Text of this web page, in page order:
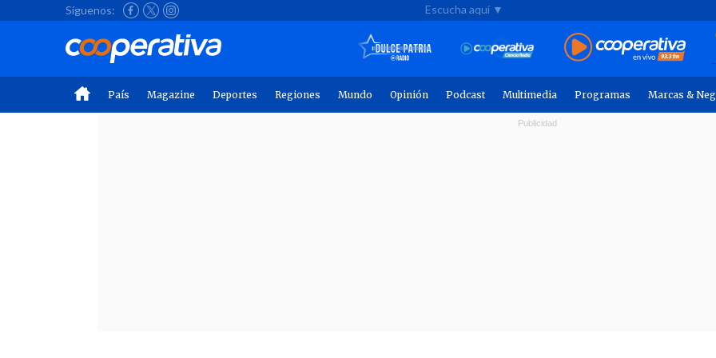
Síguenos: Escucha aquí ▼
País Magazine Deportes Regiones Mundo Opinión Podcast Multimedia Programas Marcas &